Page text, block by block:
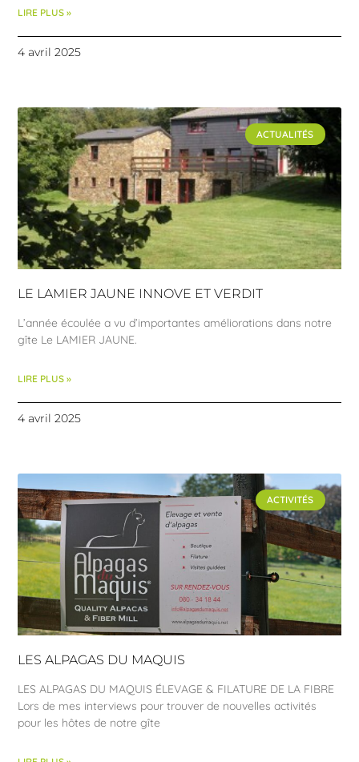
LIRE PLUS »
4 avril 2025
ACTUALITÉS
LE LAMIER JAUNE INNOVE ET VERDIT
L’année écoulée a vu d’importantes améliorations dans notre
gîte Le LAMIER JAUNE.
LIRE PLUS »
4 avril 2025
ACTIVITÉS
LES ALPAGAS DU MAQUIS
LES ALPAGAS DU MAQUIS ÉLEVAGE & FILATURE DE LA FIBRE
Lors de mes interviews pour trouver de nouvelles activités
pour les hôtes de notre gîte